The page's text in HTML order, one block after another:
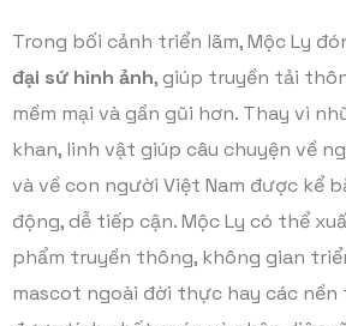
Trong bối cảnh triển lãm, Mộc Ly
đại sứ hình ảnh, giúp truyền tải
mềm mại và gần gũi hơn. Thay vì
khan, linh vật giúp câu chuyện về
và về con người Việt Nam được kể
động, dễ tiếp cận. Mộc Ly có thể
phẩm truyền thông, không gian
mascot ngoài đời thực hay các nền